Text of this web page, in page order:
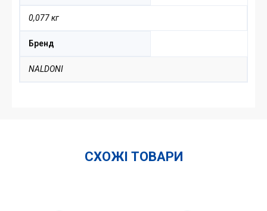
0,077 кг
Бренд
NALDONI
СХОЖІ ТОВАРИ